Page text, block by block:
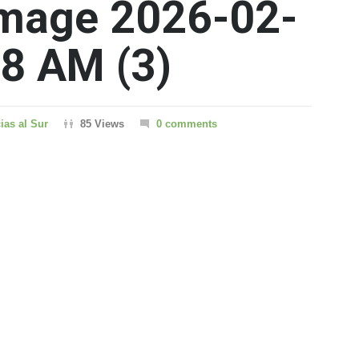
2026-02-
AM (3)
al Sur 85 Views 0 comments